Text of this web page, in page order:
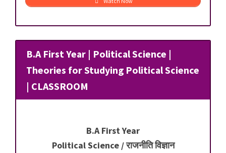
B.A First Year | Political Science |
Theories for Studying Political Science
| CLASSROOM
B.A First Year
Political Science / राजनीति विज्ञान